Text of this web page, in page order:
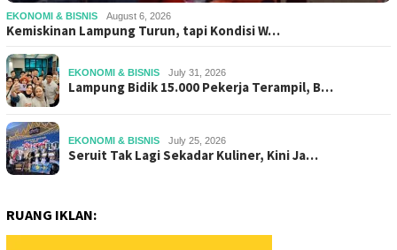
EKONOMI & BISNIS August 6, 2026
Kemiskinan Lampung Turun, tapi Kondisi W…
EKONOMI & BISNIS July 31, 2026
Lampung Bidik 15.000 Pekerja Terampil, B…
EKONOMI & BISNIS July 25, 2026
Seruit Tak Lagi Sekadar Kuliner, Kini Ja…
RUANG IKLAN: